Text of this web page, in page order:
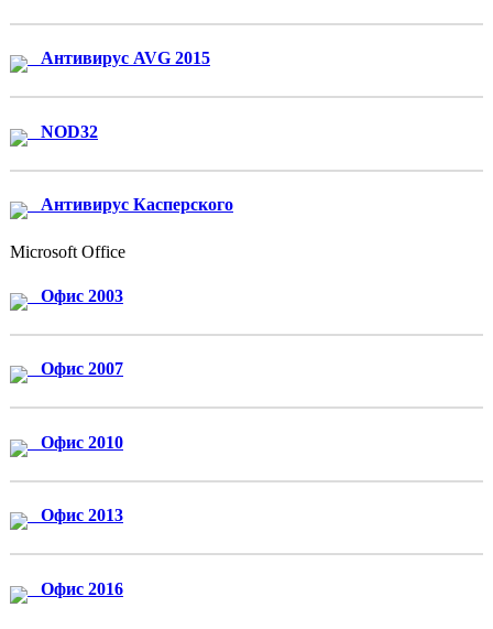
Антивирус AVG 2015
NOD32
Антивирус Касперского
Microsoft Office
Офис 2003
Офис 2007
Офис 2010
Офис 2013
Офис 2016